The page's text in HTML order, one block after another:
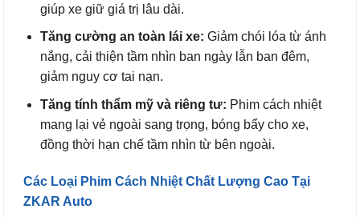
giúp xe giữ giá trị lâu dài.
Tăng cường an toàn lái xe: Giảm chói lóa từ ánh
nắng, cải thiện tầm nhìn ban ngày lẫn ban đêm,
giảm nguy cơ tai nạn.
Tăng tính thẩm mỹ và riêng tư: Phim cách nhiệt
mang lại vẻ ngoài sang trọng, bóng bẩy cho xe,
đồng thời hạn chế tầm nhìn từ bên ngoài.
Các Loại Phim Cách Nhiệt Chất Lượng Cao Tại
ZKAR Auto